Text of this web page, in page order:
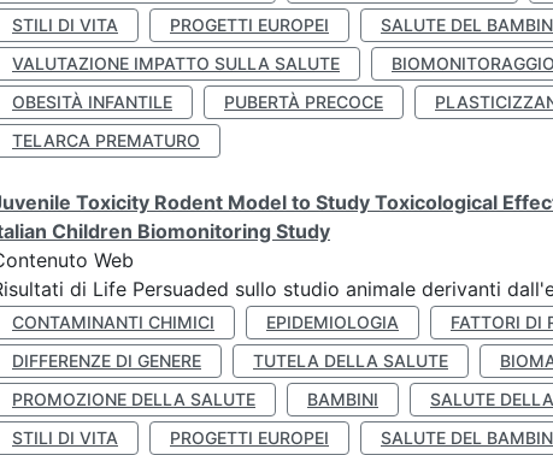
STILI DI VITA
PROGETTI EUROPEI SALUTE DEL
VALUTAZIONE IMPATTO SULLA SALUTE
BIOMONITORAGGIO
OBESITÀ INFANTILE
PUBERTÀ PRECOCE
TELARCA PREMATURO
Toxicity Rodent Model to Study Toxicological
Children Biomonitoring Study
Web
di Life Persuaded sullo studio animale derivanti
CONTAMINANTI CHIMICI EPIDEMIOLOGIA FATTORI DI
DIFFERENZE DI GENERE
TUTELA DELLA SALUTE
PROMOZIONE DELLA SALUTE
BAMBINI SALUTE
STILI DI VITA
PROGETTI EUROPEI SALUTE DEL